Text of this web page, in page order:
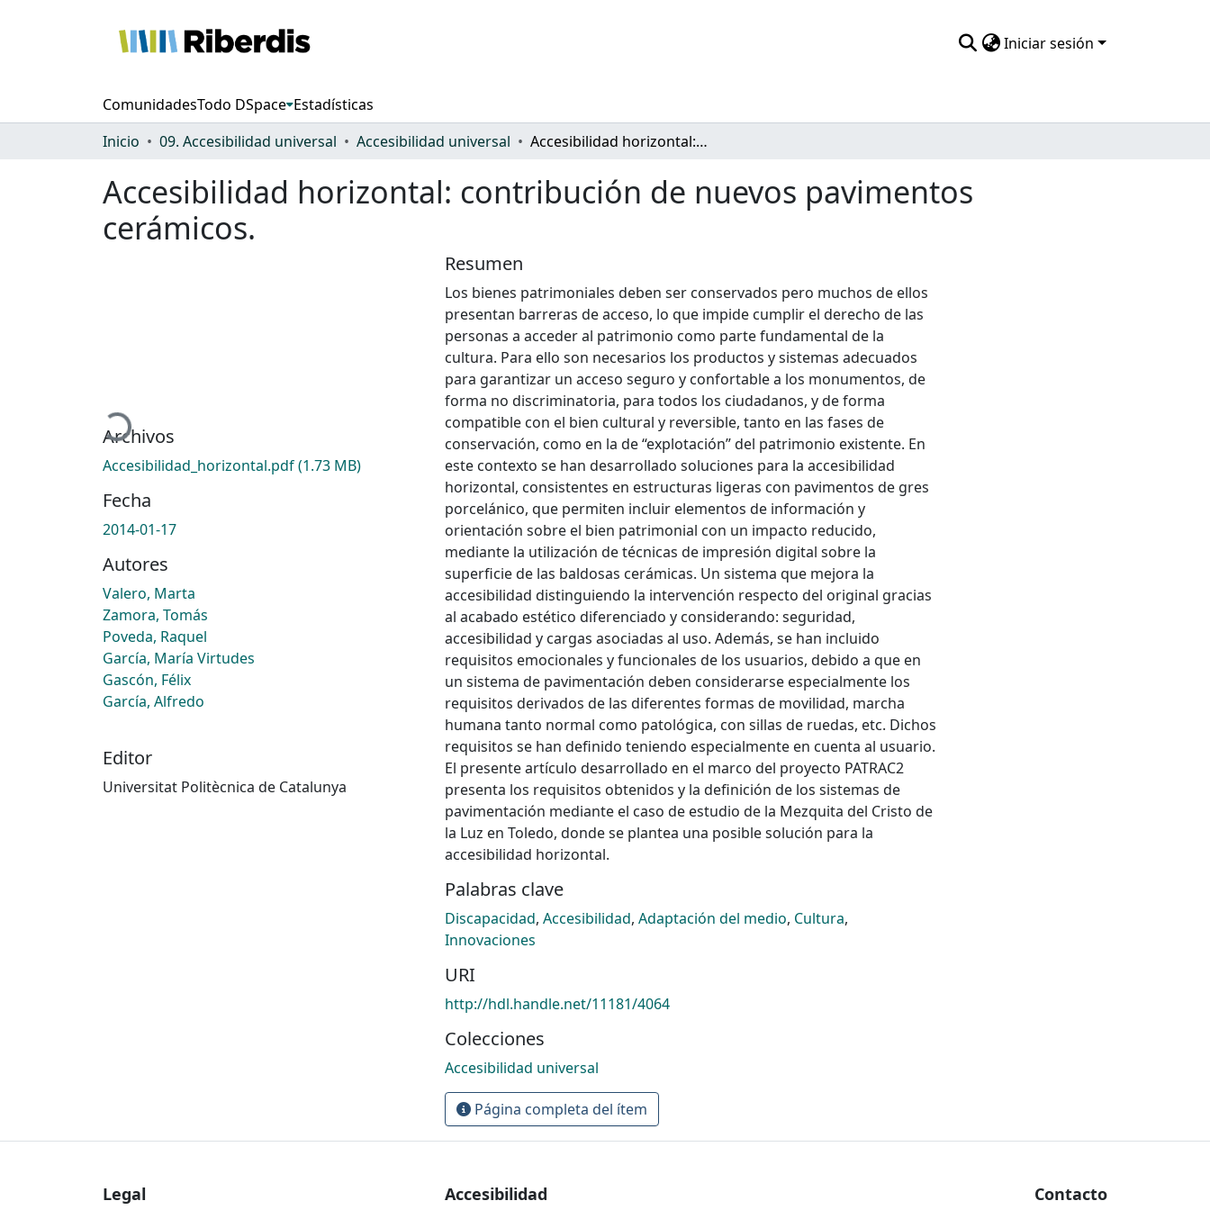
Iniciar sesión
ComunidadesTodo DSpace Estadísticas
Inicio
09. Accesibilidad universal Accesibilidad universal Accesibilidad horizontal: contribución de nuevos pavimentos cerámicos.
Accesibilidad horizontal: contribución de nuevos pavimentos
cerámicos.
Cargando...
Archivos
Accesibilidad_horizontal.pdf(1.73 MB)
Fecha
2014-01-17
Autores
Valero, Marta
Zamora, Tomás
Poveda, Raquel
García, María Virtudes
Gascón, Félix
García, Alfredo
Editor
Universitat Politècnica de Catalunya
Resumen
Los bienes patrimoniales deben ser conservados pero muchos de ellos
presentan barreras de acceso, lo que impide cumplir el derecho de las
personas a acceder al patrimonio como parte fundamental de la
cultura. Para ello son necesarios los productos y sistemas adecuados
para garantizar un acceso seguro y confortable a los monumentos, de
forma no discriminatoria, para todos los ciudadanos, y de forma
compatible con el bien cultural y reversible, tanto en las fases de
conservación, como en la de “explotación” del patrimonio existente. En
este contexto se han desarrollado soluciones para la accesibilidad
horizontal, consistentes en estructuras ligeras con pavimentos de gres
porcelánico, que permiten incluir elementos de información y
orientación sobre el bien patrimonial con un impacto reducido,
mediante la utilización de técnicas de impresión digital sobre la
superficie de las baldosas cerámicas. Un sistema que mejora la
accesibilidad distinguiendo la intervención respecto del original gracias
al acabado estético diferenciado y considerando: seguridad,
accesibilidad y cargas asociadas al uso. Además, se han incluido
requisitos emocionales y funcionales de los usuarios, debido a que en
un sistema de pavimentación deben considerarse especialmente los
requisitos derivados de las diferentes formas de movilidad, marcha
humana tanto normal como patológica, con sillas de ruedas, etc. Dichos
requisitos se han definido teniendo especialmente en cuenta al usuario.
El presente artículo desarrollado en el marco del proyecto PATRAC2
presenta los requisitos obtenidos y la definición de los sistemas de
pavimentación mediante el caso de estudio de la Mezquita del Cristo de
la Luz en Toledo, donde se plantea una posible solución para la
accesibilidad horizontal.
Palabras clave
Discapacidad, Accesibilidad, Adaptación del medio, Cultura,
Innovaciones
URI
http://hdl.handle.net/11181/4064
Colecciones
Accesibilidad universal
Página completa del ítem
Legal Accesibilidad Contacto